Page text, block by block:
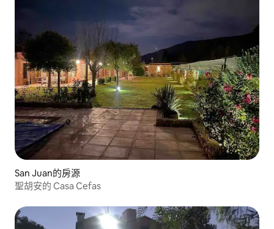
San Juan的房源
聖胡安的 Casa Cefas